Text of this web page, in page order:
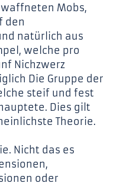
Mobs,
den
natürlich aus
welche pro
Nichzwerz
Die Gruppe der
steif und fest
Dies gilt
Theorie.
Nicht das es
oder